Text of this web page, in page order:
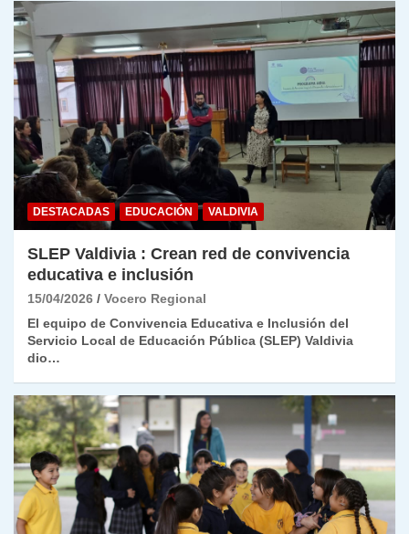
DESTACADAS EDUCACIÓN VALDIVIA
SLEP Valdivia : Crean red de convivencia
educativa e inclusión
15/04/2026
Vocero Regional
El equipo de Convivencia Educativa e Inclusión del
Servicio Local de Educación Pública (SLEP) Valdivia
dio…